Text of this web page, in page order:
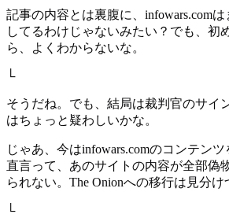
記事の内容とは裏腹に、infowars.comは
してるわけじゃないみたい？でも、初
ら、よくわからないな。
└
そうだね。でも、結局は裁判官のサイ
はちょっと疑わしいかな。
じゃあ、今はinfowars.comのコンテン
直言って、あのサイトの内容が全部偽
られない。The Onionへの移行は見分け
└